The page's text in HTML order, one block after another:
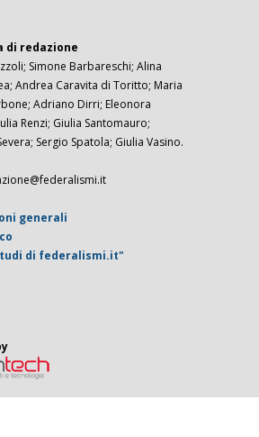
di redazione
Simone Barbareschi; Alina
Andrea Caravita di Toritto; Maria
Adriano Dirri; Eleonora
Renzi; Giulia Santomauro;
Sergio Spatola; Giulia Vasino.
generali
di federalismi.it"